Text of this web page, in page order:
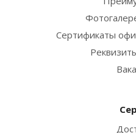
Сертификаты